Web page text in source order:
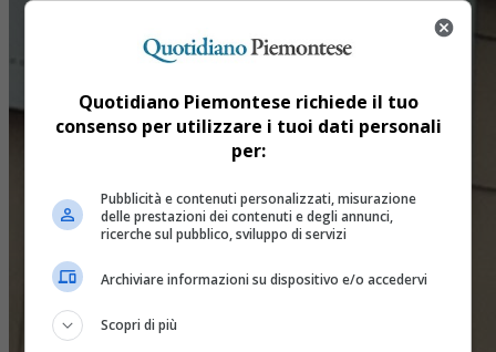
Quotidiano Piemontese richiede il tuo
consenso per utilizzare i tuoi dati personali
per:
Pubblicità e contenuti personalizzati, misurazione
delle prestazioni dei contenuti e degli annunci,
ricerche sul pubblico, sviluppo di servizi
Archiviare informazioni su dispositivo e/o accedervi
Scopri di più